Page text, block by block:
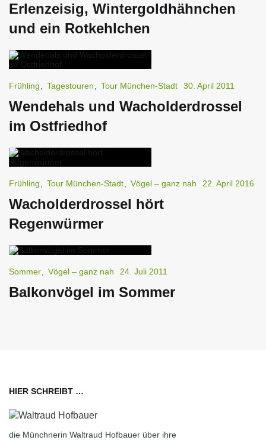
Erlenzeisig, Wintergoldhähnchen
und ein Rotkehlchen
Frühling Tagestouren Tour München-Stadt 30. April 2011
Wendehals und Wacholderdrossel
im Ostfriedhof
Frühling Tour München-Stadt Vögel – ganz nah 22. April 2016
Wacholderdrossel hört
Regenwürmer
Sommer Vögel – ganz nah 24. Juli 2011
Balkonvögel im Sommer
HIER SCHREIBT …
die Münchnerin Waltraud Hofbauer über ihre